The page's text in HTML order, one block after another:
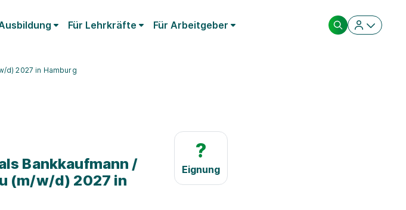
Für Lehrkräfte Für Arbeitgeber
d) 2027 in Hamburg
?
Eignung
Bankkaufmann /
(m/w/d) 2027 in